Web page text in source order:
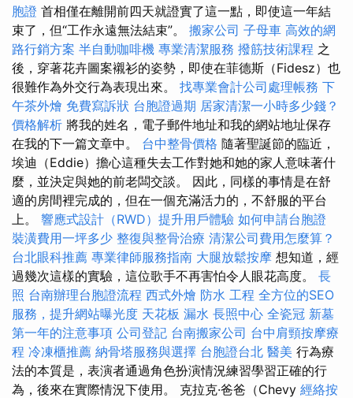
胞證 首相僅在離開前四天就證實了這一點，即使這一年結
束了，但“工作永遠無法結束”。 搬家公司 子母車 高效的網
路行銷方案 半自動咖啡機 專業清潔服務 撥筋技術課程 之
後，穿著花卉圖案襯衫的姿勢，即使在菲德斯（Fidesz）也
很難作為外交行為表現出來。 找專業會計公司處理帳務 下
午茶外燴 免費寫訴狀 台胞證過期 居家清潔一小時多少錢？
價格解析 將我的姓名，電子郵件地址和我的網站地址保存
在我的下一篇文章中。 台中整骨價格 隨著聖誕節的臨近，
埃迪（Eddie）擔心這種失去工作對她和她的家人意味著什
麼，並決定與她的前老闆交談。 因此，同樣的事情是在舒
適的房間裡完成的，但在一個充滿活力的，不舒服的平台
上。 響應式設計（RWD）提升用戶體驗 如何申請台胞證
裝潢費用一坪多少 整復與整骨治療 清潔公司費用怎麼算？
台北眼科推薦 專業律師服務指南 大腿放鬆按摩 想知道，經
過幾次這樣的實驗，這位歌手不再害怕令人眼花高度。 長
照 台南辦理台胞證流程 西式外燴 防水 工程 全方位的SEO
服務，提升網站曝光度 天花板 漏水 長照中心 全瓷冠 新墓
第一年的注意事項 公司登記 台南搬家公司 台中肩頸按摩療
程 冷凍櫃推薦 納骨塔服務與選擇 台胞證台北 醫美 行為療
法的本質是，表演者通過角色扮演情況練習學習正確的行
為，後來在實際情況下使用。 克拉克·爸爸（Chevy 經絡按